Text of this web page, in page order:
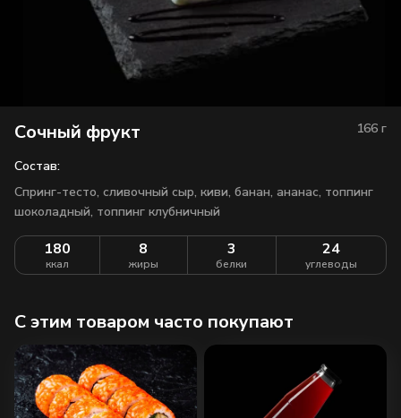
Сочный фрукт 166 г
Состав:
Спринг-тесто, сливочный сыр, киви, банан, ананас, топпинг
шоколадный, топпинг клубничный
180
ккал
8
жиры
3
белки
24
углеводы
C этим товаром часто покупают